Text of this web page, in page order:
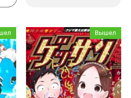
Вышел